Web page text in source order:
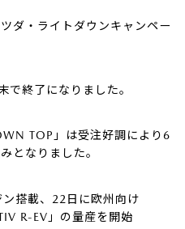
ダ・ライトダウンキャンペー
で終了になりました。
TOP」は受注好調により6
となりました。
搭載、22日に欧州向け
R-EV」の量産を開始